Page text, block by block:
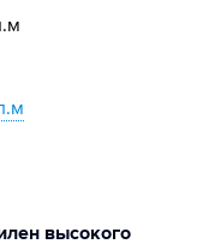
высокого